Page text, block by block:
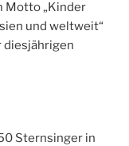
Motto „Kinder
und weltweit“
diesjährigen
Sternsinger in